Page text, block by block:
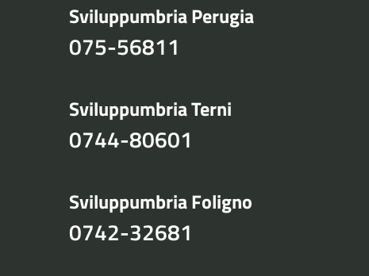
Sviluppumbria Perugia
075-56811
Sviluppumbria Terni
0744-80601
Sviluppumbria Foligno
0742-32681